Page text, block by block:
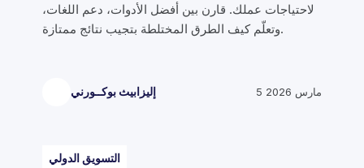
لاحتياجات عملك. قارن بين أفضل الأدوات، دعم اللغات،
وتعلّم كيف الطرق المختلطة بتجيب نتائج ممتازة.
إليزابيث بوكــورني 5 مارس 2026
التسويق الدولي